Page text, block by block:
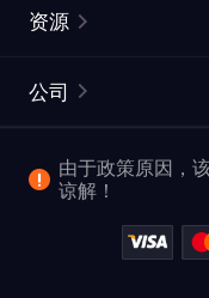
网页抓取 API
视频下载 API
ISP代理
ProxySite
市场研究
爬行和索引
查看全部使用场景
资源
常见问题解答
位置
公司
企业服务
反洗钱合规计划
由于政策原因，
谅解！